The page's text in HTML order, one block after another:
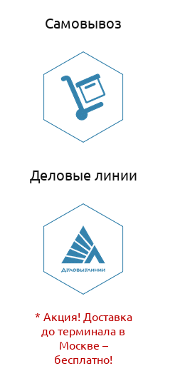
Самовывоз
Деловые линии
* Акция! Доставка
до терминала в
Москве –
бесплатно!